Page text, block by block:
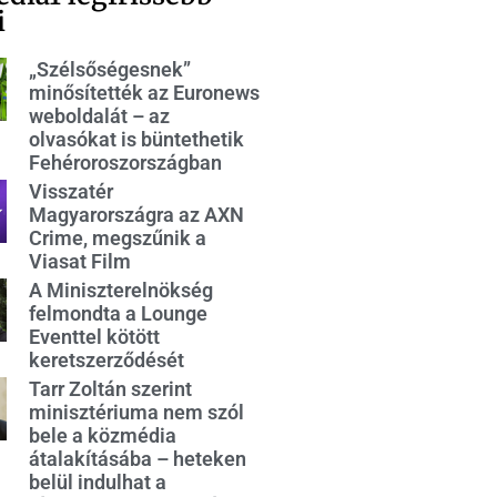
„Szélsőségesnek”
minősítették az Euronews
weboldalát – az
olvasókat is büntethetik
Fehéroroszországban
Visszatér
Magyarországra az AXN
Crime, megszűnik a
Viasat Film
A Miniszterelnökség
felmondta a Lounge
Eventtel kötött
keretszerződését
Tarr Zoltán szerint
minisztériuma nem szól
bele a közmédia
átalakításába – heteken
belül indulhat a